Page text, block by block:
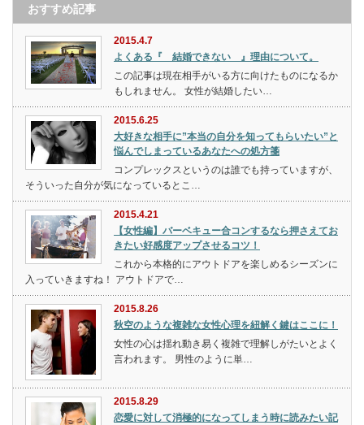
おすすめ記事
2015.4.7
よくある『 結婚できない 』理由について。
この記事は現在相手がいる方に向けたものになるか
もしれません。 女性が結婚したい…
2015.6.25
大好きな相手に”本当の自分を知ってもらいたい”と
悩んでしまっているあなたへの処方箋
コンプレックスというのは誰でも持っていますが、
そういった自分が気になっているとこ…
2015.4.21
【女性編】バーベキュー合コンするなら押さえてお
きたい好感度アップさせるコツ！
これから本格的にアウトドアを楽しめるシーズンに
入っていきますね！ アウトドアで…
2015.8.26
秋空のような複雑な女性心理を紐解く鍵はここに！
女性の心は揺れ動き易く複雑で理解しがたいとよく
言われます。 男性のように単…
2015.8.29
恋愛に対して消極的になってしまう時に読みたい記